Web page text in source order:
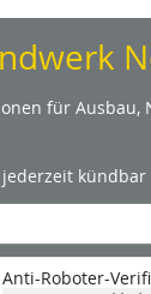
für Ausbau,
kündbar
Anti-Roboter-